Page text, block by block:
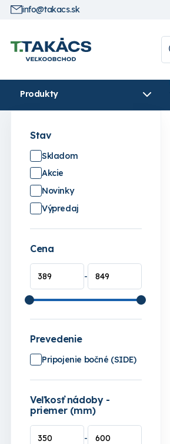
info@takacs.sk
Produkty
Stav
Skladom
Akcie
Novinky
Výpredaj
Cena
-
Prevedenie
Pripojenie bočné (SIDE)
Veľkosť nádoby -
priemer (mm)
-